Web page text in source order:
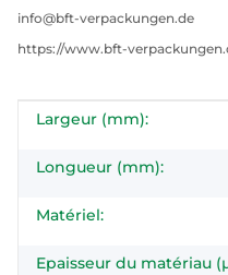
info@bft-verpackungen.de
https://www.bft-
Largeur (mm):
Longueur (mm):
Matériel:
Epaisseur du matériau